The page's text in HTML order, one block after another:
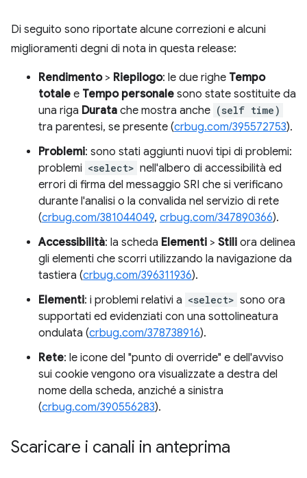
Di seguito sono riportate alcune correzioni e alcuni
miglioramenti degni di nota in questa release:
Rendimento> Riepilogo: le due righe Tempo
totale e Tempo personale sono state sostituite da
una riga Durata che mostra anche (self time)
tra parentesi, se presente (crbug.com/395572753).
Problemi: sono stati aggiunti nuovi tipi di problemi:
problemi <select> nell'albero di accessibilità ed
errori di firma del messaggio SRI che si verificano
durante l'analisi o la convalida nel servizio di rete
(crbug.com/381044049, crbug.com/347890366).
Accessibilità: la scheda Elementi > Stili ora delinea
gli elementi che scorri utilizzando la navigazione da
tastiera (crbug.com/396311936).
Elementi: i problemi relativi a <select> sono ora
supportati ed evidenziati con una sottolineatura
ondulata (crbug.com/378738916).
Rete: le icone del "punto di override" e dell'avviso
sui cookie vengono ora visualizzate a destra del
nome della scheda, anziché a sinistra
(crbug.com/390556283).
Scaricare i canali in anteprima